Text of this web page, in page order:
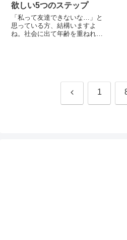
欲しい5つのステップ
「私って友達できないな…」と
思っている方、結構いますよ
ね。社会に出て年齢を重ねれば
校生活の生命線」と言えるほど
重要です。「恋人やパートナー
別に気にならな...
前 1